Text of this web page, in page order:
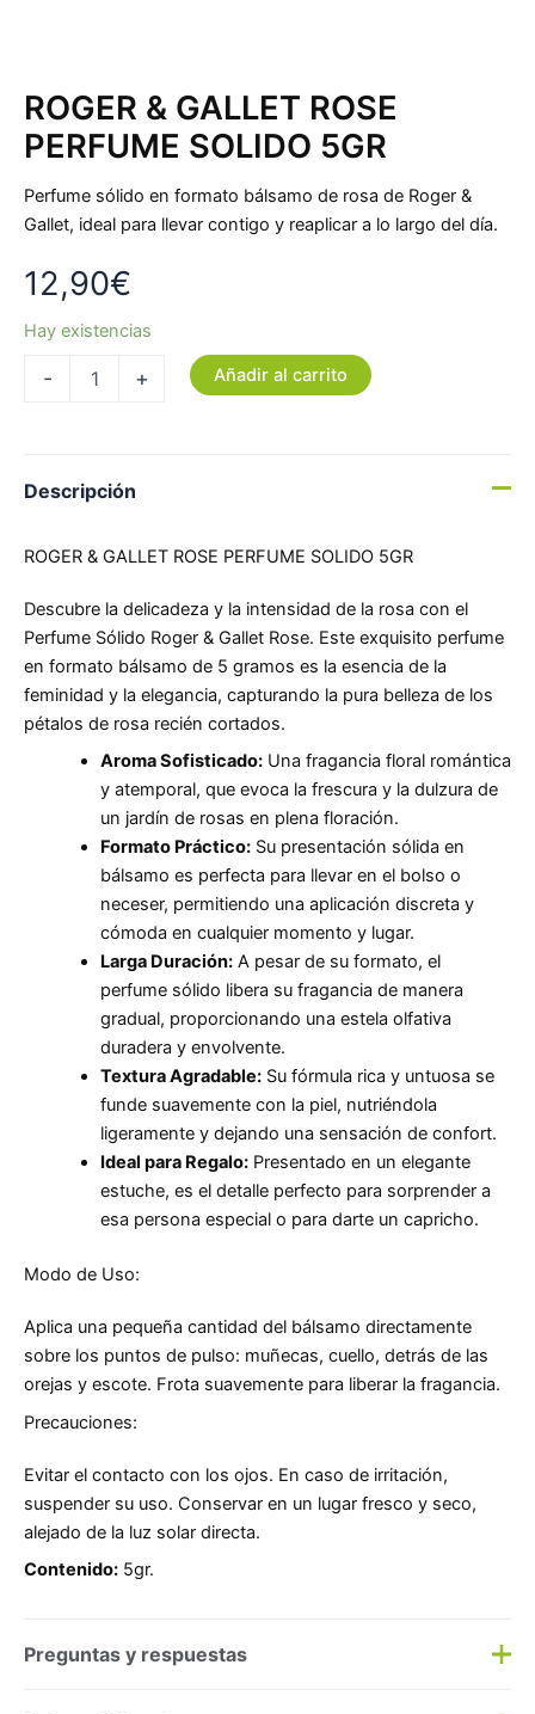
ROGER & GALLET ROSE
PERFUME SOLIDO 5GR
Perfume sólido en formato bálsamo de rosa de Roger &
Gallet, ideal para llevar contigo y reaplicar a lo largo del día.
12,90€
Hay existencias
- + Añadir al carrito
Descripción
ROGER & GALLET ROSE PERFUME SOLIDO 5GR
Descubre la delicadeza y la intensidad de la rosa con el
Perfume Sólido Roger & Gallet Rose. Este exquisito perfume
en formato bálsamo de 5 gramos es la esencia de la
feminidad y la elegancia, capturando la pura belleza de los
pétalos de rosa recién cortados.
Aroma Sofisticado:Una fragancia floral romántica
y atemporal, que evoca la frescura y la dulzura de
un jardín de rosas en plena floración.
Formato Práctico:Su presentación sólida en
bálsamo es perfecta para llevar en el bolso o
neceser, permitiendo una aplicación discreta y
cómoda en cualquier momento y lugar.
Larga Duración:A pesar de su formato, el
perfume sólido libera su fragancia de manera
gradual, proporcionando una estela olfativa
duradera y envolvente.
Textura Agradable:Su fórmula rica y untuosa se
funde suavemente con la piel, nutriéndola
ligeramente y dejando una sensación de confort.
Ideal para Regalo:Presentado en un elegante
estuche, es el detalle perfecto para sorprender a
esa persona especial o para darte un capricho.
Modo de Uso:
Aplica una pequeña cantidad del bálsamo directamente
sobre los puntos de pulso: muñecas, cuello, detrás de las
orejas y escote. Frota suavemente para liberar la fragancia.
Precauciones:
Evitar el contacto con los ojos. En caso de irritación,
suspender su uso. Conservar en un lugar fresco y seco,
alejado de la luz solar directa.
Contenido: 5gr.
Preguntas y respuestas